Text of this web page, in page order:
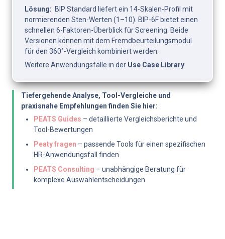
Lösung:
  BIP Standard liefert ein 14-Skalen-Profil mit
normierenden Sten-Werten (1–10). BIP-6F bietet einen
schnellen 6-Faktoren-Überblick für Screening. Beide
Versionen können mit dem Fremdbeurteilungsmodul
für den 360°-Vergleich kombiniert werden.
Weitere Anwendungsfälle in der Use Case Library
Tiefergehende Analyse, Tool-Vergleiche und
praxisnahe Empfehlungen finden Sie hier:
PEATS Guides – detaillierte Vergleichsberichte und
Tool-Bewertungen
Peaty fragen – passende Tools für einen spezifischen
HR-Anwendungsfall finden
PEATS Consulting – unabhängige Beratung für
komplexe Auswahlentscheidungen